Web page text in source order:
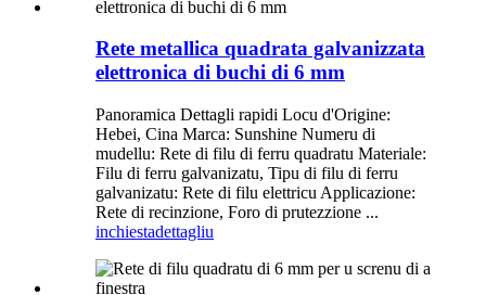
Rete metallica quadrata galvanizzata
elettronica di buchi di 6 mm
Panoramica Dettagli rapidi Locu d'Origine:
Hebei, Cina Marca: Sunshine Numeru di
mudellu: Rete di filu di ferru quadratu Materiale:
Filu di ferru galvanizatu, Tipu di filu di ferru
galvanizatu: Rete di filu elettricu Applicazione:
Rete di recinzione, Foro di prutezzione ...
inchiestadettagliu